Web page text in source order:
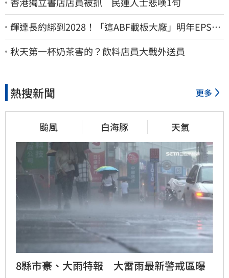
輝達長約綁到2028！「這ABF載板大廠」明年EPS上
看22元 目標價至1000元
秋天第一杯奶茶害的？飲料店員大戰外送員
熱搜新聞 更多
颱風 白海豚 天氣
8縣市豪、大雨特報　大雷雨最新警戒區曝